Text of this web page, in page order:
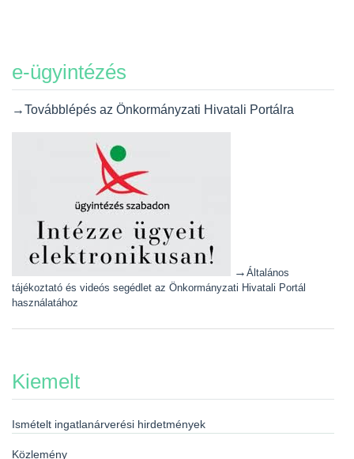
e-ügyintézés
→Továbblépés az Önkormányzati Hivatali Portálra
→ Általános
tájékoztató és videós segédlet az Önkormányzati Hivatali Portál
használatához
Kiemelt
Ismételt ingatlanárverési hirdetmények
Közlemény